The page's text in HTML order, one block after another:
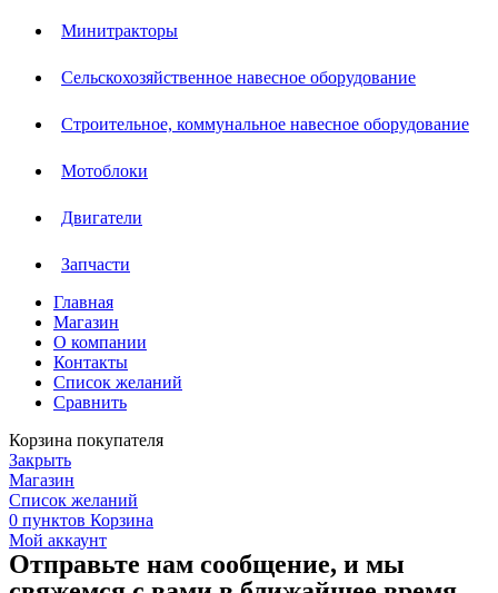
Минитракторы
Сельскохозяйственное навесное оборудование
Строительное, коммунальное навесное оборудование
Мотоблоки
Двигатели
Запчасти
Главная
Магазин
О компании
Контакты
Список желаний
Сравнить
Корзина покупателя
Закрыть
Магазин
Список желаний
0 пунктов Корзина
Мой аккаунт
Отправьте нам сообщение, и мы